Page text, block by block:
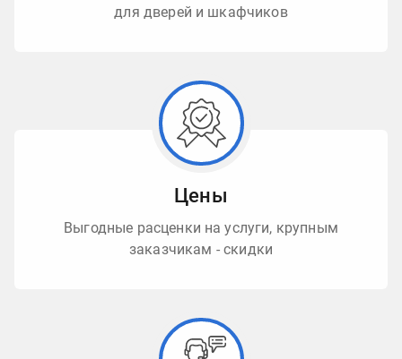
для дверей и шкафчиков
Цены
Выгодные расценки на услуги, крупным
заказчикам - скидки